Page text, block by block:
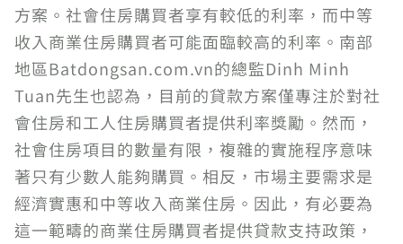
方案。社會住房購買者享有較低的利率，而中等
收入商業住房購買者可能面臨較高的利率。南部
地區Batdongsan.com.vn的總監Dinh Minh
Tuan先生也認為，目前的貸款方案僅專注於對社
會住房和工人住房購買者提供利率獎勵。然而，
社會住房項目的數量有限，複雜的實施程序意味
著只有少數人能夠購買。相反，市場主要需求是
經濟實惠和中等收入商業住房。因此，有必要為
這一範疇的商業住房購買者提供貸款支持政策，